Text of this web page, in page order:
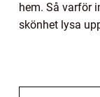
hem. Så varför
skönhet lysa